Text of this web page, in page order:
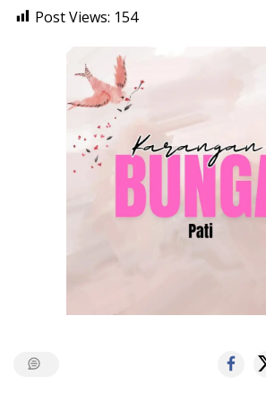
Post Views: 154